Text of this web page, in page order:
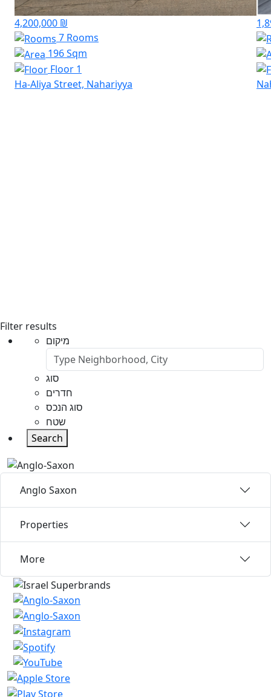
4,200,000 ₪
7 Rooms
196 Sqm
Floor 1
Ha-Aliya Street, Nahariyya
Filter results
מיקום
סוג
חדרים
סוג הנכס
שטח
Search
Anglo Saxon
Properties
More